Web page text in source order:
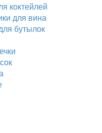
коктейлей
для вина
бутылок